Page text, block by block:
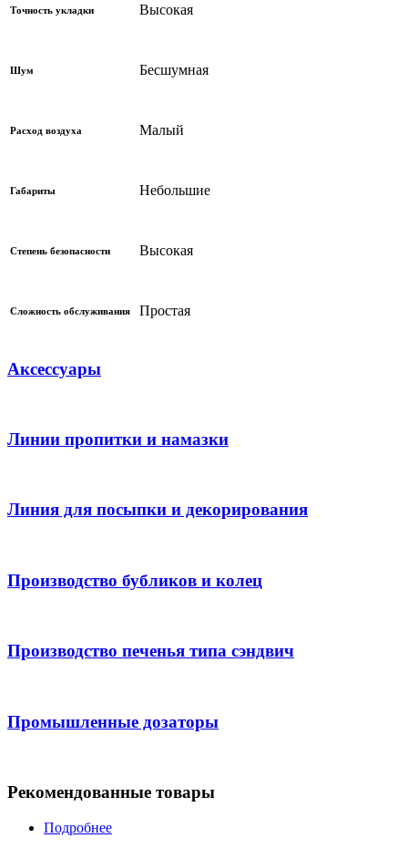
Точность укладки Высокая
Шум Бесшумная
Расход воздуха Малый
Габариты Небольшие
Степень безопасности Высокая
Сложность обслуживания Простая
Аксессуары
Линии пропитки и намазки
Линия для посыпки и декорирования
Производство бубликов и колец
Производство печенья типа сэндвич
Промышленные дозаторы
Рекомендованные товары
Подробнее